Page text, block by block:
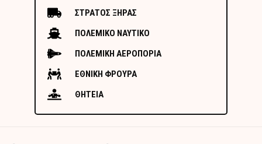
ΣΤΡΑΤΟΣ ΞΗΡΑΣ
ΠΟΛΕΜΙΚΟ ΝΑΥΤΙΚΟ
ΠΟΛΕΜΙΚΗ ΑΕΡΟΠΟΡΙΑ
ΕΘΝΙΚΗ ΦΡΟΥΡΑ
ΘΗΤΕΙΑ